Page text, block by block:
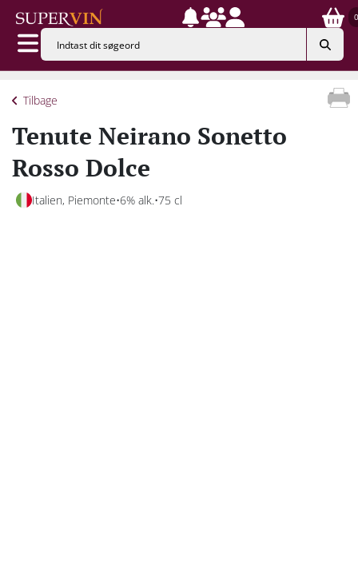
0
Tilbage
Tenute Neirano Sonetto
Rosso Dolce
Italien, Piemonte 6% alk. 75 cl